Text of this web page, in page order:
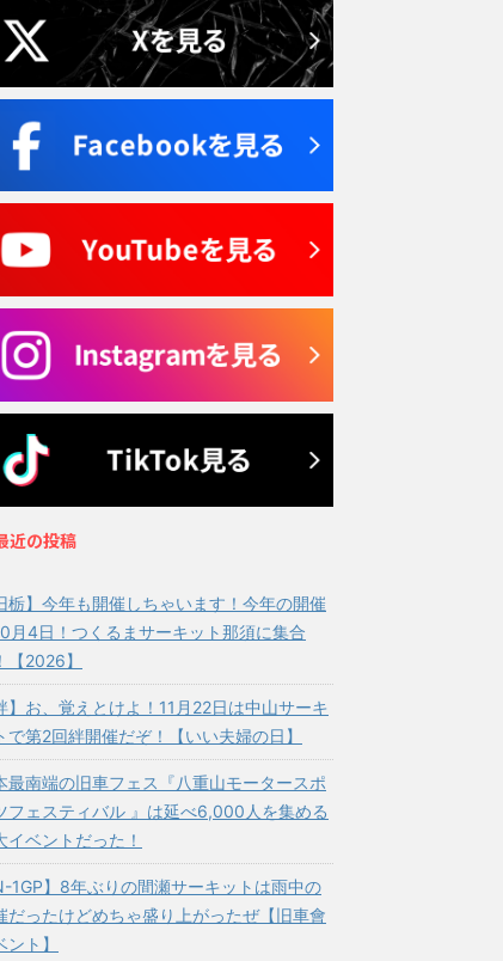
近の投稿
栃】今年も開催しちゃいます！今年の開催
月4日！つくるまサーキット那須に集合
【2026】
】お、覚えとけよ！11月22日は中山サーキ
で第2回絆開催だぞ！【いい夫婦の日】
最南端の旧車フェス『八重山モータースポ
フェスティバル 』は延べ6,000人を集める
イベントだった！
1GP】8年ぶりの間瀬サーキットは雨中の
だったけどめちゃ盛り上がったぜ【旧車會
ント】